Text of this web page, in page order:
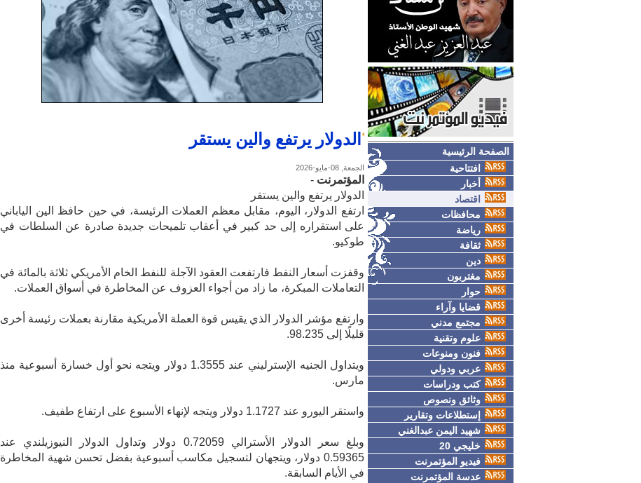
الصفحة الرئيسية
افتتاحية
أخبار
اقتصاد
محافظات
رياضة
ثقافة
دين
مغتربون
حوار
قضايا وآراء
مجتمع مدني
علوم وتقنية
فنون ومنوعات
عربي ودولي
كتب ودراسات
وثائق ونصوص
إستطلاعات وتقارير
شهيد اليمن عبدالغني
خليجي 20
فيديو المؤتمرنت
عدسة المؤتمرنت
الدولار يرتفع والين يستقر
الجمعة, 08-مايو-2026
المؤتمرنت -
الدولار يرتفع والين يستقر
ارتفع الدولار، اليوم، مقابل معظم العملات الرئيسة، في حين حافظ الين الياباني
على استقراره إلى حد كبير في أعقاب تلميحات جديدة صادرة عن السلطات في
طوكيو.
وقفزت أسعار النفط فارتفعت العقود الآجلة للنفط الخام الأمريكي ثلاثة بالمائة في
التعاملات المبكرة، ما زاد من أجواء العزوف عن المخاطرة في أسواق العملات.
وارتفع مؤشر الدولار الذي يقيس قوة العملة الأمريكية مقارنة بعملات رئيسة أخرى
قليلًا إلى 98.235.
ويتداول الجنيه الإسترليني عند 1.3555 دولار ويتجه نحو أول خسارة أسبوعية منذ
مارس.
واستقر اليورو عند 1.1727 دولار ويتجه لإنهاء الأسبوع على ارتفاع طفيف.
وبلغ سعر الدولار الأسترالي 0.72059 دولار وتداول الدولار النيوزيلندي عند
0.59365 دولار، ويتجهان لتسجيل مكاسب أسبوعية بفضل تحسن شهية المخاطرة
في الأيام السابقة.